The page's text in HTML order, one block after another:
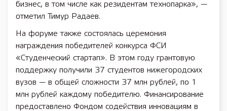
бизнес, в том числе как резидентам технопарка», —
отметил Тимур Радаев.
На форуме также состоялась церемония
награждения победителей конкурса ФСИ
«Студенческий стартап». В этом году грантовую
поддержку получили 37 студентов нижегородских
вузов — в общей сложности 37 млн рублей, по 1
млн рублей каждому победителю. Финансирование
предоставлено Фондом содействия инновациям в